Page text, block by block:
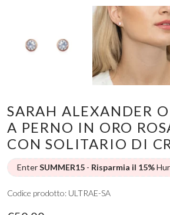
SARAH ALEXANDER
A PERNO IN ORO
CON SOLITARIO DI
EnterSUMMER15 - Risparmia il 15%
Codice prodotto: ULTRAE-SA